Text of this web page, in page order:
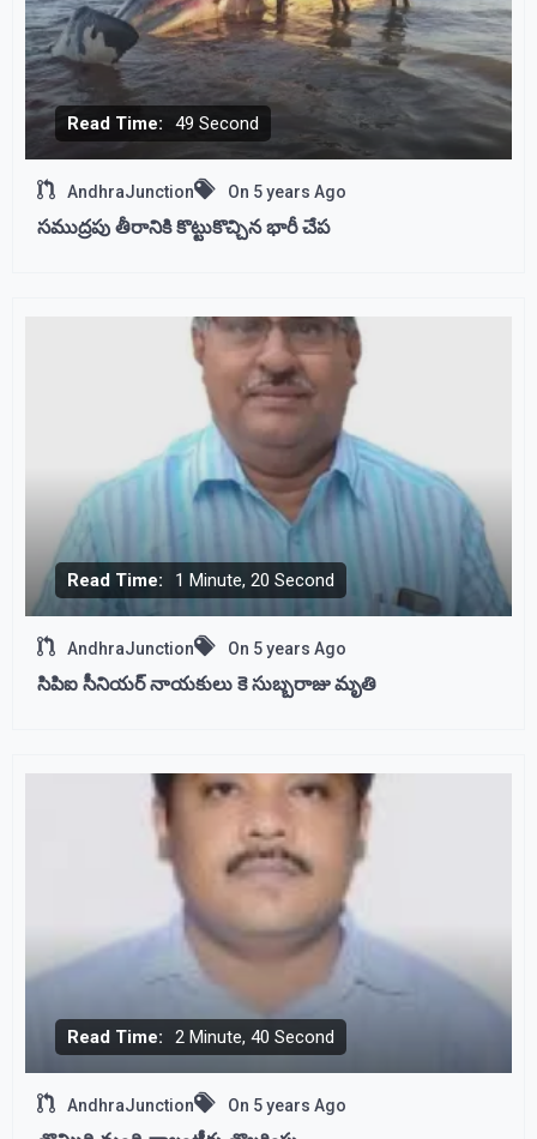
Read Time: 49 Second
AndhraJunction On 5 years Ago
సముద్రపు తీరానికి కొట్టుకొచ్చిన భారీ చేప
Read Time: 1 Minute, 20 Second
AndhraJunction On 5 years Ago
సిపిఐ సీనియర్ నాయకులు కె సుబ్బరాజు మృతి
Read Time: 2 Minute, 40 Second
AndhraJunction On 5 years Ago